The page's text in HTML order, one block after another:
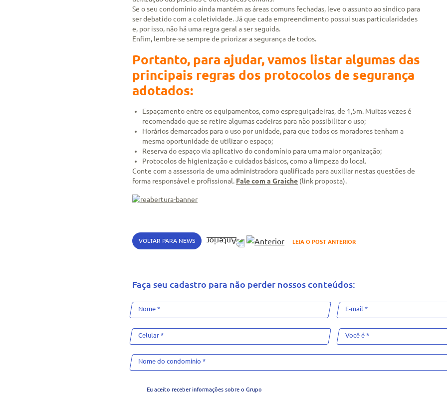
Se o seu condomínio ainda mantém as áreas comuns fechadas, leve o assunto ao síndico para
ser debatido com a coletividade. Já que cada empreendimento possui suas particularidades
e, por isso, não há uma regra geral a ser seguida.
Enfim, lembre-se sempre de priorizar a segurança de todos.
Portanto, para ajudar, vamos listar algumas das
principais regras dos protocolos de segurança
adotados:
Espaçamento entre os equipamentos, como espreguiçadeiras, de 1,5m. Muitas vezes é
recomendado que se retire algumas cadeiras para não possibilitar o uso;
Horários demarcados para o uso por unidade, para que todos os moradores tenham a
mesma oportunidade de utilizar o espaço;
Reserva do espaço via aplicativo do condomínio para uma maior organização;
Protocolos de higienização e cuidados básicos, como a limpeza do local.
Conte com a assessoria de uma administradora qualificada para auxiliar nestas questões de
forma responsável e profissional. Fale com a Graiche (link proposta).
VOLTAR PARA NEWS LEIA O POST ANTERIOR
Faça seu cadastro para não perder nossos conteúdos:
Eu aceito receber informações sobre o Grupo